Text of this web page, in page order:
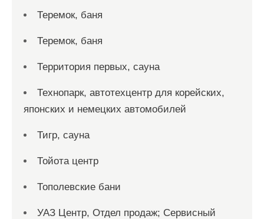
Теремок, баня
Теремок, баня
Территория первых, сауна
Технопарк, автотехцентр для корейских,
японских и немецких автомобилей
Тигр, сауна
Тойота центр
Тополевские бани
УАЗ Центр, Отдел продаж; Сервисный